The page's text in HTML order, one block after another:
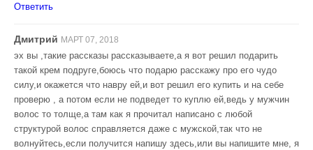
Ответить
Дмитрий МАРТ 07, 2018
эх вы ,такие рассказы рассказываете,а я вот решил подарить
такой крем подруге,боюсь что подарю расскажу про его чудо
силу,и окажется что навру ей,и вот решил его купить и на себе
проверю , а потом если не подведет то куплю ей,ведь у мужчин
волос то толще,а там как я прочитал написано с любой
структурой волос справляется даже с мужской,так что не
волнуйтесь,если получится напишу здесь,или вы напишите мне, я